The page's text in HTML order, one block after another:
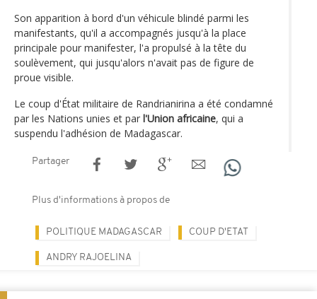
Son apparition à bord d'un véhicule blindé parmi les
manifestants, qu'il a accompagnés jusqu'à la place
principale pour manifester, l'a propulsé à la tête du
soulèvement, qui jusqu'alors n'avait pas de figure de
proue visible.
Le coup d'État militaire de Randrianirina a été condamné
par les Nations unies et par l'Union africaine, qui a
suspendu l'adhésion de Madagascar.
Partager
Plus d'informations à propos de
POLITIQUE MADAGASCAR COUP D'ETAT
ANDRY RAJOELINA